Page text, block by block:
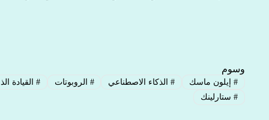
وسوم
#إيلون ماسك #الذكاء الاصطناعي # الروبوتات # القيادة
#ستارلينك